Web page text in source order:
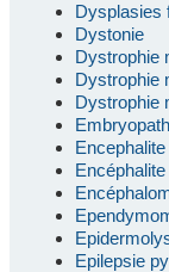
Dysplasies
Dystonie
Dystrophie
Dystrophie
Dystrophie
Epilepsie